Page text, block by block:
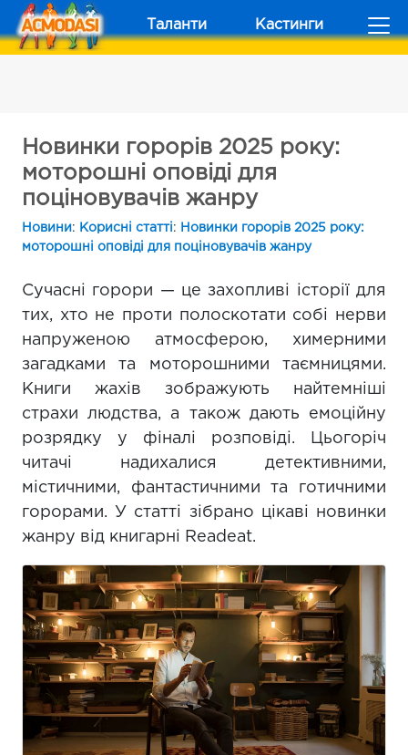
Таланти Кастинги
Новинки горорів 2025 року:
моторошні оповіді для
поціновувачів жанру
Новини: Корисні статті:
Новинки горорів 2025 року:
моторошні оповіді для поціновувачів жанру
Сучасні горори — це захопливі історії для
тих, хто не проти полоскотати собі нерви
напруженою атмосферою, химерними
загадками та моторошними таємницями.
Книги жахів зображують найтемніші
страхи людства, а також дають емоційну
розрядку у фіналі розповіді. Цьогоріч
читачі надихалися детективними,
містичними, фантастичними та готичними
горорами. У статті зібрано цікаві новинки
жанру від книгарні Readeat.